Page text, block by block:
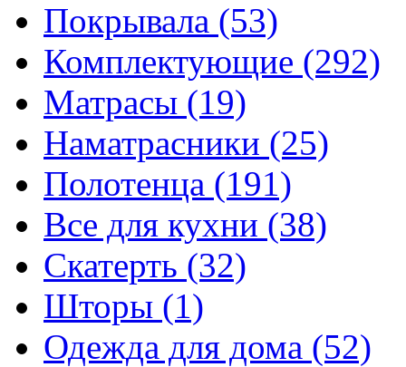
Покрывала (53)
Комплектующие (292)
Матрасы (19)
Наматрасники (25)
Полотенца (191)
Все для кухни (38)
Скатерть (32)
Шторы (1)
Одежда для дома (52)